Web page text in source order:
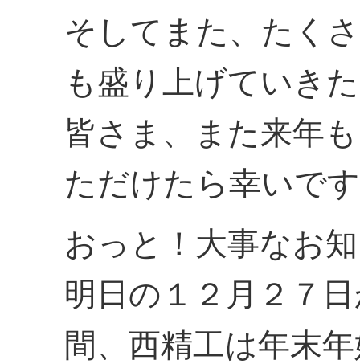
そしてまた、たく
も盛り上げていき
皆さま、また来年
ただけたら幸いで
おっと！大事なお
明日の１２月２７
間、西精工は年末